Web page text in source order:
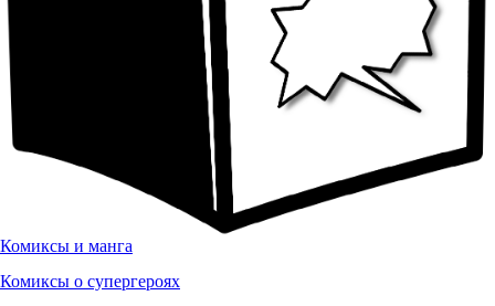
Комиксы и манга
Комиксы о супергероях